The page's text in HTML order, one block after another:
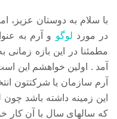
با سلام به دوستان عزیز،
در مورد لوگو و آرم به
مطمئنا در این بازه
آمد . اولین خواهشم این
آرم سازمان یا شرکتتون
این زمینه داشته باشد
که سالهای سال با آن کار